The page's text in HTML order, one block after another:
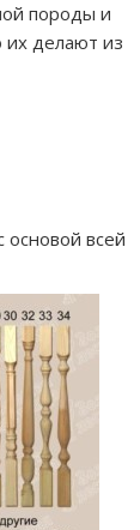
породы и
их делают из
основой всей